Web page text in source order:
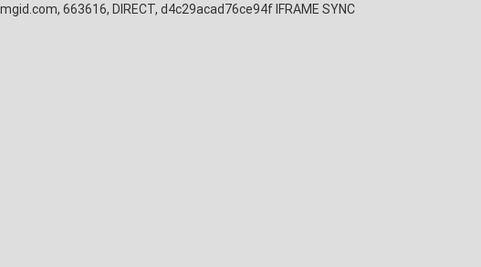
mgid.com, 663616, DIRECT, d4c29acad76ce94f IFRAME SYNC